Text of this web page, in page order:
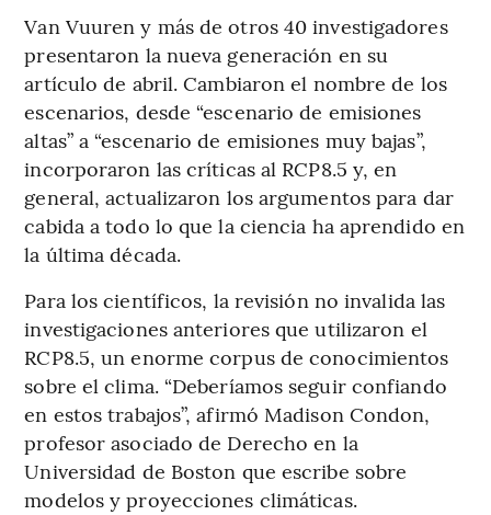
Van Vuuren y más de otros 40 investigadores
presentaron la nueva generación en su
artículo de abril. Cambiaron el nombre de los
escenarios, desde “escenario de emisiones
altas” a “escenario de emisiones muy bajas”,
incorporaron las críticas al RCP8.5 y, en
general, actualizaron los argumentos para dar
cabida a todo lo que la ciencia ha aprendido en
la última década.
Para los científicos, la revisión no invalida las
investigaciones anteriores que utilizaron el
RCP8.5, un enorme corpus de conocimientos
sobre el clima. “Deberíamos seguir confiando
en estos trabajos”, afirmó Madison Condon,
profesor asociado de Derecho en la
Universidad de Boston que escribe sobre
modelos y proyecciones climáticas.